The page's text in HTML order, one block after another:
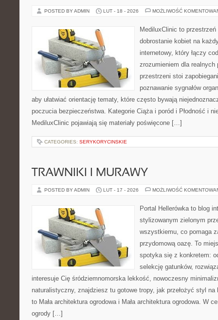
POSTED BY ADMIN LUT - 18 - 2026 MOŻLIWOŚĆ
MediluxClinic to
dobrostanie kobiet na
internetowy, który łączy
zrozumieniem dla
przestrzeni stoi
poznawanie sygnałów
aby ułatwiać orientację tematy, które często bywają
poczucia bezpieczeństwa. Kategorie Ciąża i poród i Płodność i
MediluxClinic pojawiają się materiały poświęcone […]
CATEGORIES: SERYKORYCINSKIE
TRAWNIKI I MURAWY
POSTED BY ADMIN LUT - 17 - 2026 MOŻLIWOŚĆ
Portal Hellerówka to blog
stylizowanym zielonym
wszystkiemu, co pomaga
przydomową oazę. To
spotyka się z konkretem:
selekcję gatunków,
interesuje Cię śródziemnomorska lekkość, nowoczesny
naturalistyczny, znajdziesz tu gotowe tropy, jak przełożyć styl na
to Mała architektura ogrodowa i Mała architektura ogrodowa. W
ogrody […]